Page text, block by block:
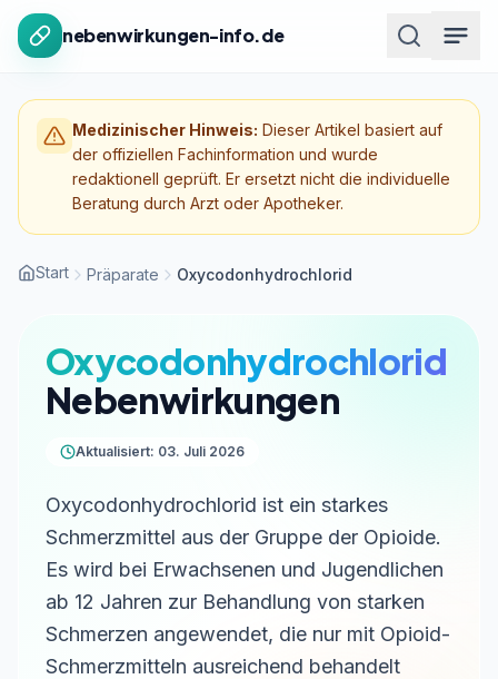
Zum Inhalt springen
nebenwirkungen-info.de
Medizinischer Hinweis: Dieser Artikel basiert auf
der offiziellen Fachinformation und wurde
redaktionell geprüft. Er ersetzt nicht die individuelle
Beratung durch Arzt oder Apotheker.
Start Präparate Oxycodonhydrochlorid
Oxycodonhydrochlorid
Nebenwirkungen
Aktualisiert: 03. Juli 2026
Oxycodonhydrochlorid ist ein starkes
Schmerzmittel aus der Gruppe der Opioide.
Es wird bei Erwachsenen und Jugendlichen
ab 12 Jahren zur Behandlung von starken
Schmerzen angewendet, die nur mit Opioid-
Schmerzmitteln ausreichend behandelt